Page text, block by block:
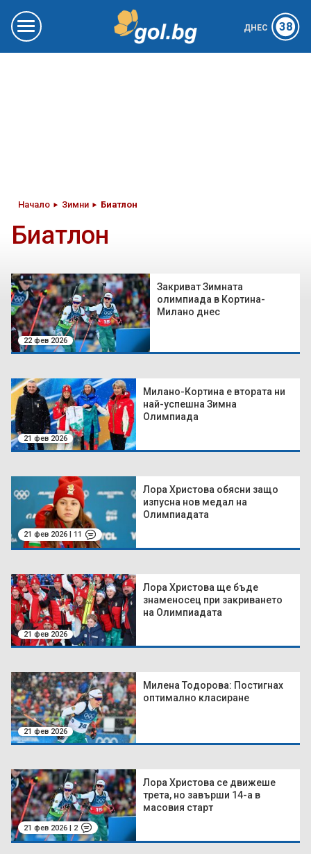
ДНЕС 38
Начало Зимни Биатлон
Биатлон
22 фев 2026
Закриват Зимната
олимпиада в Кортина-
Милано днес
21 фев 2026
Милано-Кортина е втората ни
най-успешна Зимна
Олимпиада
21 фев 2026 | 11
Лора Христова обясни защо
изпусна нов медал на
Олимпиадата
21 фев 2026
Лора Христова ще бъде
знаменосец при закриването
на Олимпиадата
21 фев 2026
Милена Тодорова: Постигнах
оптимално класиране
21 фев 2026 | 2
Лора Христова се движеше
трета, но завърши 14-а в
масовия старт